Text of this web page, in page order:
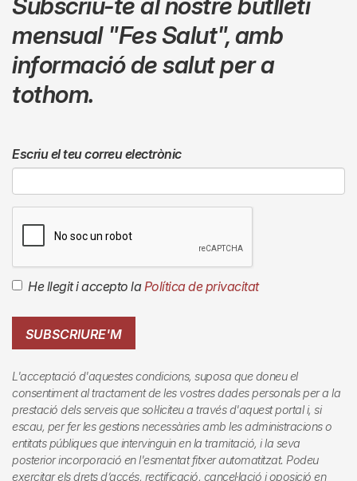
mensual "Fes Salut",amb
informació de salut per a
tothom.
Escriu el teu correu electrònic
He llegit i accepto la Política de privacitat
SUBSCRIURE'M
L'acceptació d'aquestes condicions, suposa que doneu el
consentiment al tractament de les vostres dades personals per a la
prestació dels serveis que sol·liciteu a través d'aquest portal i, si
escau, per fer les gestions necessàries amb les administracions o
entitats públiques que intervinguin en la tramitació, i la seva
posterior incorporació en l'esmentat fitxer automatitzat. Podeu
exercitar els drets d’accés, rectificació, cancel·lació i oposició en